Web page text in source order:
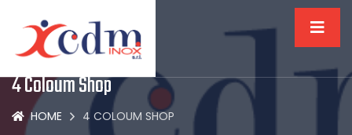
4 Coloum Shop
HOME 4 COLOUM SHOP